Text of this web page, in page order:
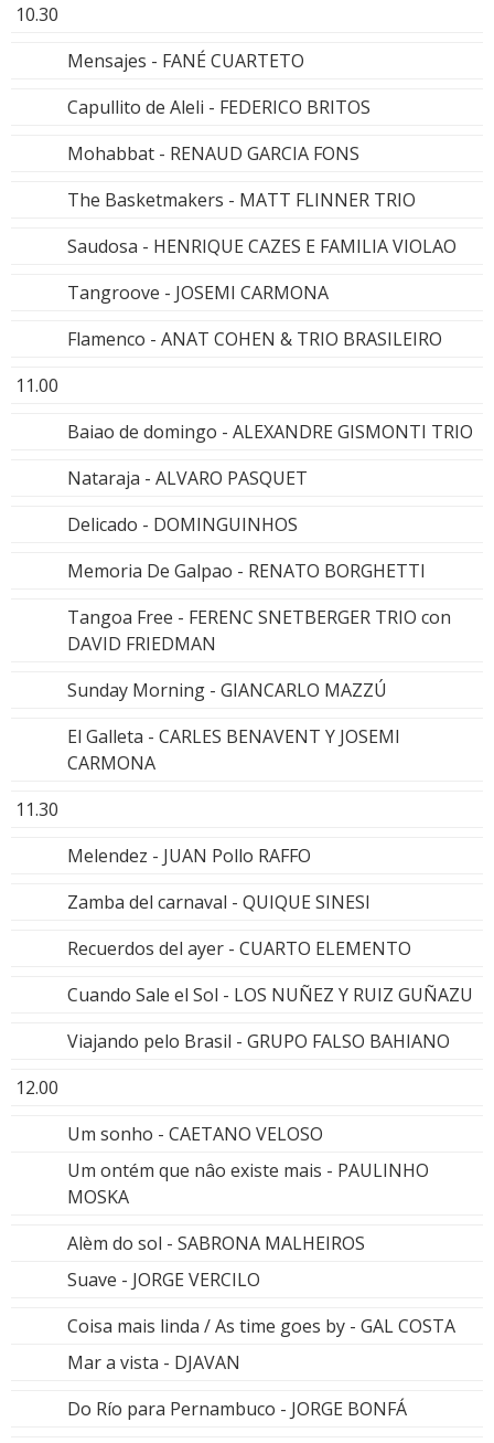
10.30
Mensajes - FANÉ CUARTETO
Capullito de Aleli - FEDERICO BRITOS
Mohabbat - RENAUD GARCIA FONS
The Basketmakers - MATT FLINNER TRIO
Saudosa - HENRIQUE CAZES E FAMILIA VIOLAO
Tangroove - JOSEMI CARMONA
Flamenco - ANAT COHEN & TRIO BRASILEIRO
11.00
Baiao de domingo - ALEXANDRE GISMONTI TRIO
Nataraja - ALVARO PASQUET
Delicado - DOMINGUINHOS
Memoria De Galpao - RENATO BORGHETTI
Tangoa Free - FERENC SNETBERGER TRIO con
DAVID FRIEDMAN
Sunday Morning - GIANCARLO MAZZÚ
El Galleta - CARLES BENAVENT Y JOSEMI
CARMONA
11.30
Melendez - JUAN Pollo RAFFO
Zamba del carnaval - QUIQUE SINESI
Recuerdos del ayer - CUARTO ELEMENTO
Cuando Sale el Sol - LOS NUÑEZ Y RUIZ GUÑAZU
Viajando pelo Brasil - GRUPO FALSO BAHIANO
12.00
Um sonho - CAETANO VELOSO
Um ontém que nâo existe mais - PAULINHO
MOSKA
Alèm do sol - SABRONA MALHEIROS
Suave - JORGE VERCILO
Coisa mais linda / As time goes by - GAL COSTA
Mar a vista - DJAVAN
Do Río para Pernambuco - JORGE BONFÁ